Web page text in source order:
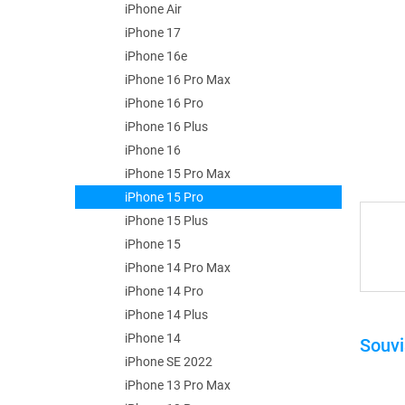
iPhone Air
iPhone 17
iPhone 16e
iPhone 16 Pro Max
iPhone 16 Pro
iPhone 16 Plus
iPhone 16
iPhone 15 Pro Max
iPhone 15 Pro
iPhone 15 Plus
iPhone 15
iPhone 14 Pro Max
iPhone 14 Pro
iPhone 14 Plus
iPhone 14
iPhone SE 2022
iPhone 13 Pro Max